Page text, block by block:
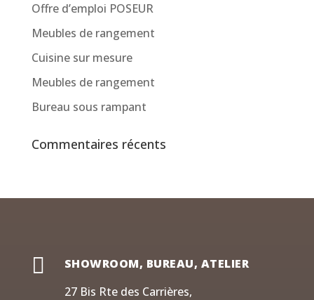
Offre d’emploi POSEUR
Meubles de rangement
Cuisine sur mesure
Meubles de rangement
Bureau sous rampant
Commentaires récents

SHOWROOM, BUREAU, ATELIER
27 Bis Rte des Carrières,